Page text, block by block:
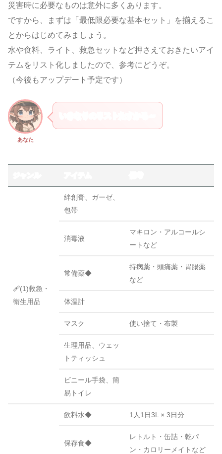
災害時に必要なものは意外に多くあります。
ですから、まずは「最低限必要な基本セット」を揃えるこ
とからはじめてみましょう。
水や食料、ライト、救急セットなど押さえておきたいアイ
テムをリスト化しましたので、参考にどうぞ。
（今後もアップデート予定です）
あなた
🩹(1)救急・
衛生用品
絆創膏、ガーゼ、
包帯
消毒液
マキロン・アルコールシ
ートなど
常備薬◆
持病薬・頭痛薬・胃腸薬
など
体温計
マスク 使い捨て・布製
生理用品、ウェッ
トティッシュ
ビニール手袋、簡
易トイレ
飲料水◆ 1人1日3L × 3日分
保存食◆
レトルト・缶詰・乾パ
ン・カロリーメイトなど